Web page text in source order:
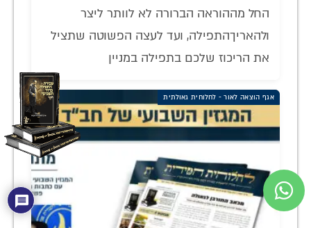
החל מההוראה הברורה לא לוותר ליצר
ולהאריךהתפילה, ועד לעצה הפשוטה שתציל
את הריכוז שלכם בתפילה במניין
אגף הוצאה לאור - לחלוחית גאולתית